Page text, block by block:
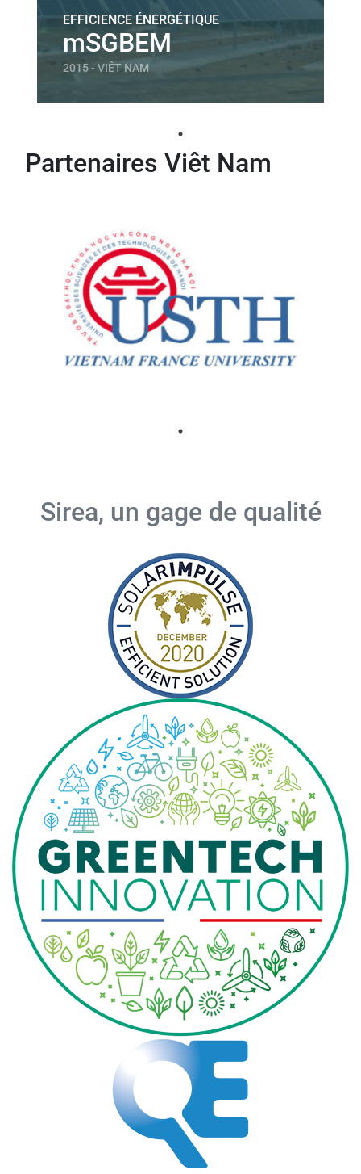
EFFICIENCE ÉNERGÉTIQUE
mSGBEM
2015 - VIÊT NAM
Partenaires Viêt Nam
Sirea, un gage de qualité